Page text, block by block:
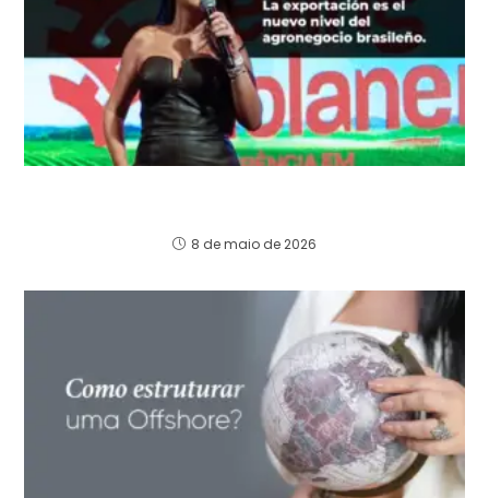
8 de maio de 2026